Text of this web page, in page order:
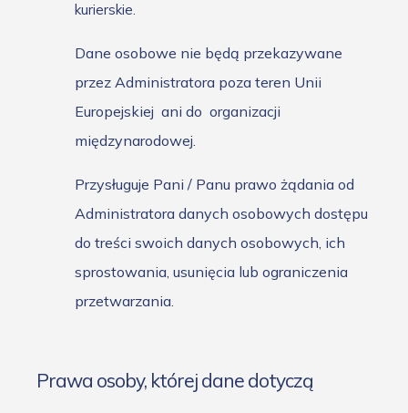
kurierskie.
Dane osobowe nie będą przekazywane
przez Administratora poza teren Unii
Europejskiej ani do organizacji
międzynarodowej.
Przysługuje Pani / Panu prawo żądania od
Administratora danych osobowych dostępu
do treści swoich danych osobowych, ich
sprostowania, usunięcia lub ograniczenia
przetwarzania.
Prawa osoby, której dane dotyczą